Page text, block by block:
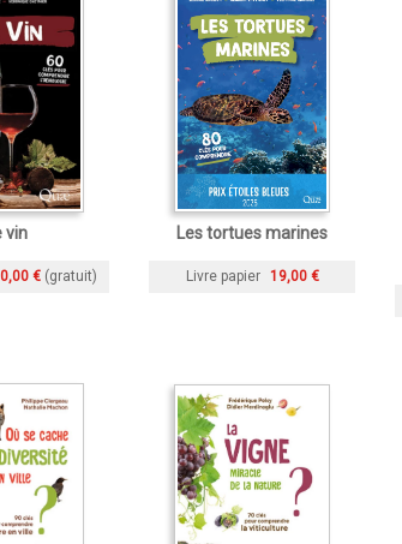
vin
0,00 € (gratuit)
Les tortues marines
Livre papier 19,00 €